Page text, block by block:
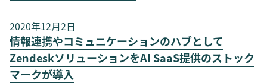
2020年12月2日
情報連携やコミュニケーションのハブとして
ZendeskソリューションをAI SaaS提供のストック
マークが導入